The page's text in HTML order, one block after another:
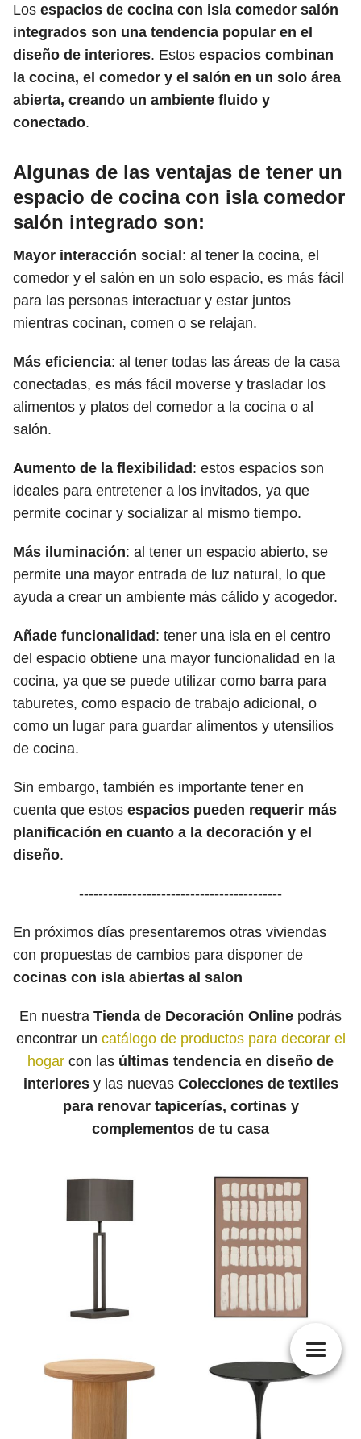
Los espacios de cocina con isla comedor salón
integrados son una tendencia popular en el
diseño de interiores. Estos espacios combinan
la cocina, el comedor y el salón en un solo área
abierta, creando un ambiente fluido y
conectado.
Algunas de las ventajas de tener un
espacio de cocina con isla comedor
salón integrado son:
Mayor interacción social: al tener la cocina, el
comedor y el salón en un solo espacio, es más fácil
para las personas interactuar y estar juntos
mientras cocinan, comen o se relajan.
Más eficiencia: al tener todas las áreas de la casa
conectadas, es más fácil moverse y trasladar los
alimentos y platos del comedor a la cocina o al
salón.
Aumento de la flexibilidad: estos espacios son
ideales para entretener a los invitados, ya que
permite cocinar y socializar al mismo tiempo.
Más iluminación: al tener un espacio abierto, se
permite una mayor entrada de luz natural, lo que
ayuda a crear un ambiente más cálido y acogedor.
Añade funcionalidad: tener una isla en el centro
del espacio obtiene una mayor funcionalidad en la
cocina, ya que se puede utilizar como barra para
taburetes, como espacio de trabajo adicional, o
como un lugar para guardar alimentos y utensilios
de cocina.
Sin embargo, también es importante tener en
cuenta que estos espacios pueden requerir más
planificación en cuanto a la decoración y el
diseño.
------------------------------------------
En próximos días presentaremos otras viviendas
con propuestas de cambios para disponer de
cocinas con isla abiertas al salon
En nuestra Tienda de Decoración Online podrás
encontrar un catálogo de productos para decorar el
hogar con las últimas tendencia en diseño de
interioresy las nuevas Colecciones de textiles
para renovar tapicerías, cortinas y
complementos de tu casa